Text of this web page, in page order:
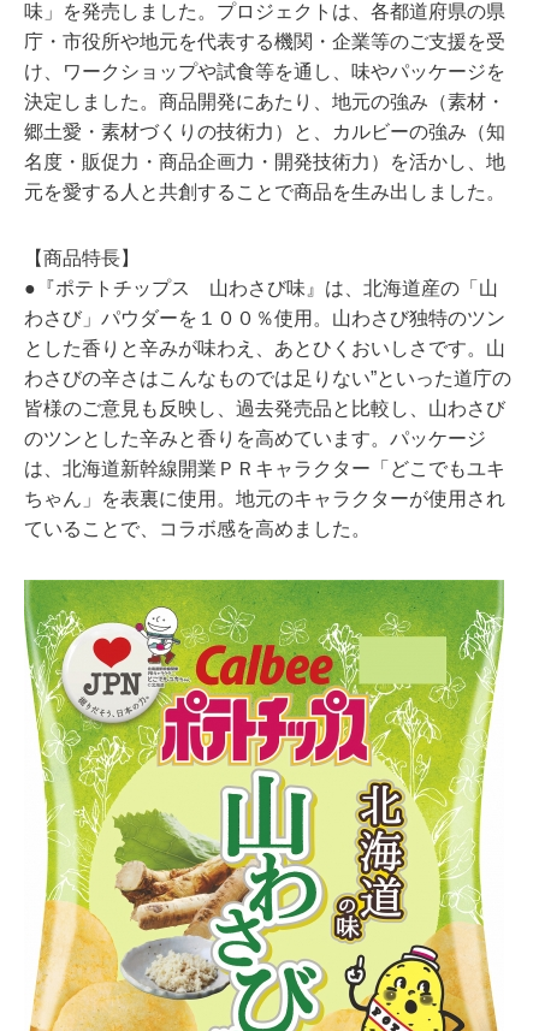
味」を発売しました。プロジェクトは、各都道府県の県
庁・市役所や地元を代表する機関・企業等のご支援を受
け、ワークショップや試食等を通し、味やパッケージを
決定しました。商品開発にあたり、地元の強み（素材・
郷土愛・素材づくりの技術力）と、カルビーの強み（知
名度・販促力・商品企画力・開発技術力）を活かし、地
元を愛する人と共創することで商品を生み出しました。
【商品特長】
●『ポテトチップス 山わさび味』は、北海道産の「山
わさび」パウダーを１００％使用。山わさび独特のツン
とした香りと辛みが味わえ、あとひくおいしさです。山
わさびの辛さはこんなものでは足りない”といった道庁の
皆様のご意見も反映し、過去発売品と比較し、山わさび
のツンとした辛みと香りを高めています。パッケージ
は、北海道新幹線開業ＰＲキャラクター「どこでもユキ
ちゃん」を表裏に使用。地元のキャラクターが使用され
ていることで、コラボ感を高めました。